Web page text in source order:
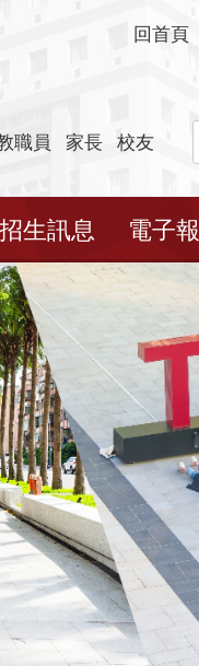
回首頁
職員 家長 校友
招生訊息 電子報